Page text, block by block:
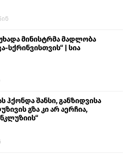
მინისტრმა მადლობა
სქრინვისთვის“ | სია
ჰქონდა შანსი, განზიდვისა
გზა კი არ აერჩია,